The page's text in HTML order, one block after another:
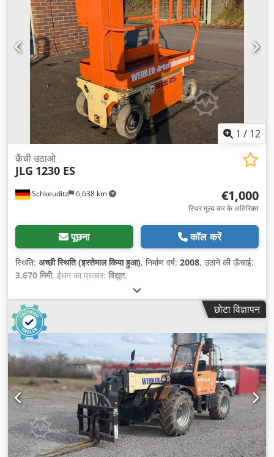
1 / 12
Schkeuditz 6,638 km
कैंची उठाओ
JLG 1230 ES
€1,000
स्थिर मूल्य कर के अतिरिक्त
पूछना कॉल करें
स्थिति: अच्छी स्थिति (इस्तेमाल किया हुआ), निर्माण वर्ष: 2008, उठाने की ऊँचाई:
3,670 मिमी, ईंधन का प्रकार: विद्युत,
छोटा विज्ञापन